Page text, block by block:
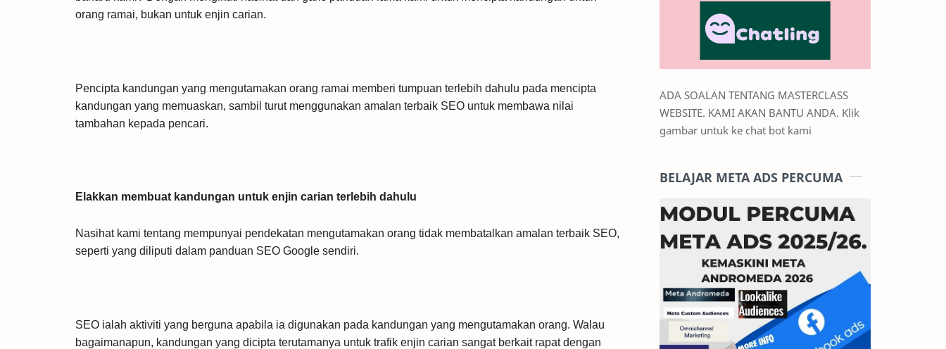
orang ramai, bukan untuk enjin carian.
Pencipta kandungan yang mengutamakan orang ramai memberi tumpuan terlebih dahulu pada mencipta
kandungan yang memuaskan, sambil turut menggunakan amalan terbaik SEO untuk membawa nilai
tambahan kepada pencari.
Elakkan membuat kandungan untuk enjin carian terlebih dahulu
Nasihat kami tentang mempunyai pendekatan mengutamakan orang tidak membatalkan amalan terbaik SEO,
seperti yang diliputi dalam panduan SEO Google sendiri.
SEO ialah aktiviti yang berguna apabila ia digunakan pada kandungan yang mengutamakan orang. Walau
bagaimanapun, kandungan yang dicipta terutamanya untuk trafik enjin carian sangat berkait rapat dengan
ADA SOALAN TENTANG MASTERCLASS
WEBSITE. KAMI AKAN BANTU ANDA. Klik
gambar untuk ke chat bot kami
BELAJAR META ADS PERCUMA